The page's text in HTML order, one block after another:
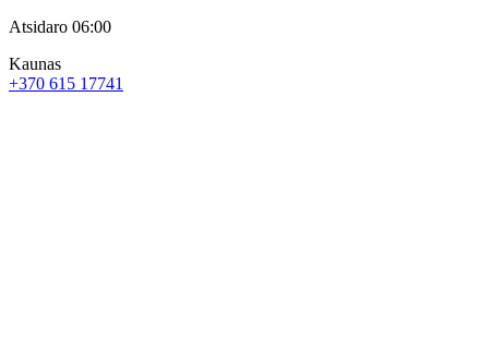
Atsidaro 06:00
Kaunas
+370 615 17741